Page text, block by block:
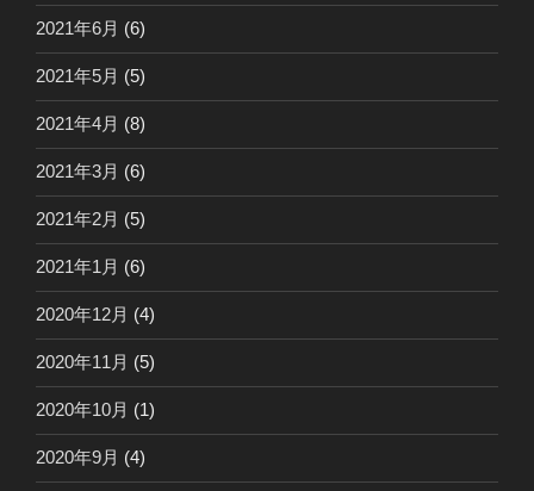
2021年6月 (6)
2021年5月 (5)
2021年4月 (8)
2021年3月 (6)
2021年2月 (5)
2021年1月 (6)
2020年12月 (4)
2020年11月 (5)
2020年10月 (1)
2020年9月 (4)